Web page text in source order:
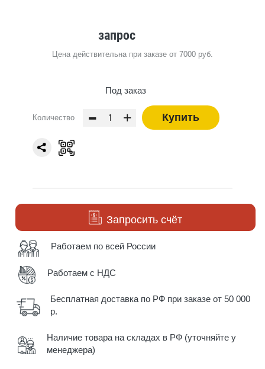
запрос
Цена действительна при заказе от 7000 руб.
Под заказ
Количество - + Купить
Запросить счёт
Работаем по всей России
Работаем с НДС
Бесплатная доставка по РФ при заказе от 50 000
р.
Наличие товара на складах в РФ (уточняйте у
менеджера)